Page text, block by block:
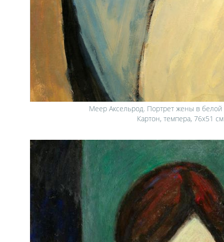
Меер Аксельрод. Портрет жены в белой
Картон, темпера, 76x51 см